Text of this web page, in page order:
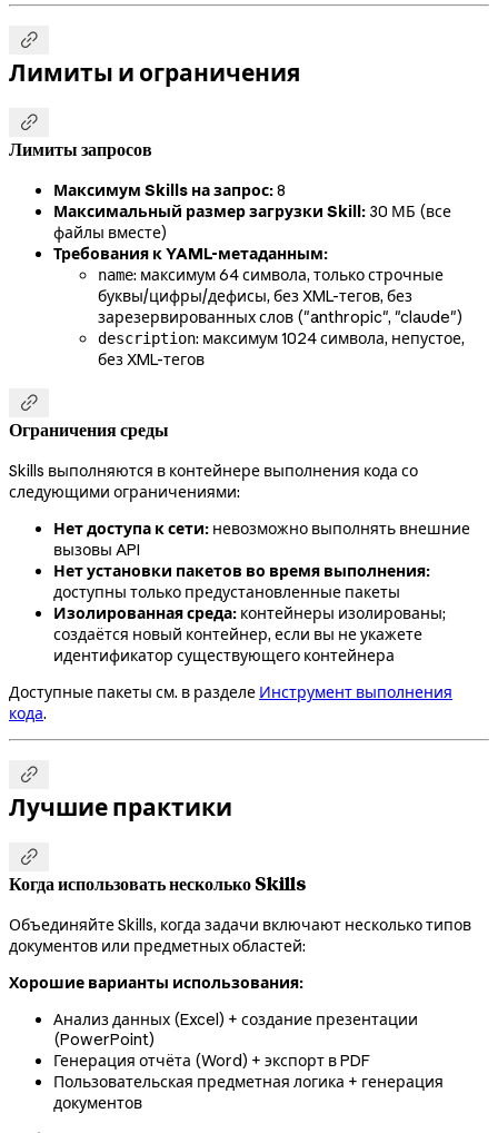

Лимиты и ограничения

Лимиты запросов
Максимум Skills на запрос:8
Максимальный размер загрузки Skill: 30 МБ (все
файлы вместе)
Требования к YAML-метаданным:
name: максимум 64 символа, только строчные
буквы/цифры/дефисы, без XML-тегов, без
зарезервированных слов ("anthropic", "claude")
description: максимум 1024 символа, непустое,
без XML-тегов

Ограничения среды
Skills выполняются в контейнере выполнения кода со
следующими ограничениями:
Нет доступа к сети: невозможно выполнять внешние
вызовы API
Нет установки пакетов во время выполнения:
доступны только предустановленные пакеты
Изолированная среда: контейнеры изолированы;
создаётся новый контейнер, если вы не укажете
идентификатор существующего контейнера
Доступные пакеты см. в разделе Инструмент выполнения
кода.

Лучшие практики

Когда использовать несколько Skills
Объединяйте Skills, когда задачи включают несколько типов
документов или предметных областей:
Хорошие варианты использования:
Анализ данных (Excel) + создание презентации
(PowerPoint)
Генерация отчёта (Word) + экспорт в PDF
Пользовательская предметная логика + генерация
документов